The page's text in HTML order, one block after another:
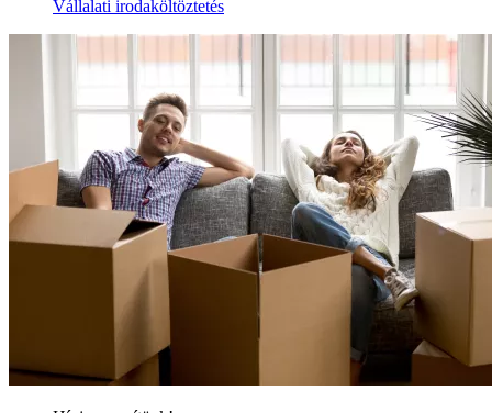
Vállalati irodaköltöztetés